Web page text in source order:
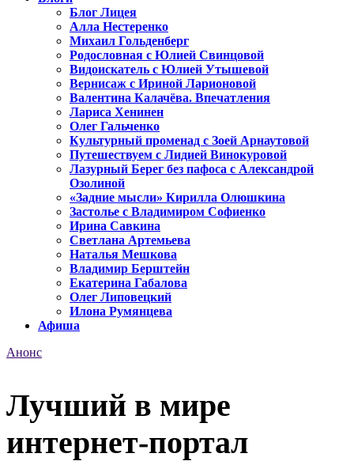
Блог Лицея
Алла Нестеренко
Михаил Гольденберг
Родословная с Юлией Свинцовой
Видоискатель с Юлией Утышевой
Вернисаж с Ириной Ларионовой
Валентина Калачёва. Впечатления
Лариса Хенинен
Олег Гальченко
Культурный променад с Зоей Арнаутовой
Путешествуем с Лидией Винокуровой
Лазурный Берег без пафоса с Александрой
Озолиной
«Задние мысли» Кирилла Олюшкина
Застолье с Владимиром Софиенко
Ирина Савкина
Светлана Артемьева
Наталья Мешкова
Владимир Берштейн
Екатерина Габалова
Олег Липовецкий
Илона Румянцева
Афиша
Анонс
Лучший в мире
интернет-портал